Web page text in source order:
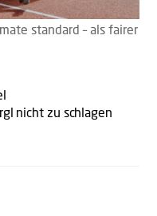
standard – als fairer
nicht zu schlagen